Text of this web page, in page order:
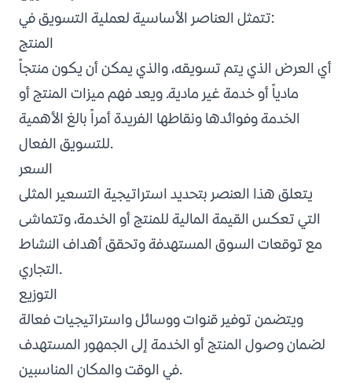
تتمثل العناصر الأساسية لعملية التسويق في:
المنتج
أي العرض الذي يتم تسويقه، والذي يمكن أن يكون منتجاً
مادياً أو خدمة غير مادية. ويعد فهم ميزات المنتج أو
الخدمة وفوائدها ونقاطها الفريدة أمراً بالغ الأهمية
للتسويق الفعال.
السعر
يتعلق هذا العنصر بتحديد استراتيجية التسعير المثلى
التي تعكس القيمة المالية للمنتج أو الخدمة، وتتماشى
مع توقعات السوق المستهدفة وتحقق أهداف النشاط
التجاري.
التوزيع
ويتضمن توفير قنوات ووسائل واستراتيجيات فعالة
لضمان وصول المنتج أو الخدمة إلى الجمهور المستهدف
في الوقت والمكان المناسبين.